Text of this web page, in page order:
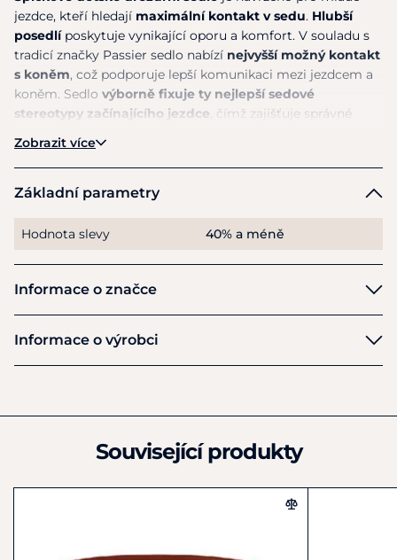
jezdce, kteří hledají maximální kontakt v sedu. Hlubší
posedlí poskytuje vynikající oporu a komfort. V souladu s
tradicí značky Passier sedlo nabízí nejvyšší možný kontakt
s koněm, což podporuje lepší komunikaci mezi jezdcem a
koněm. Sedlo výborně fixuje ty nejlepší sedové
stereotypy začínajícího jezdce , čímž zajišťuje správné
maximální pohodlí pro koně
naprostou špičku v kategorii dětských drezurních sedel.
Zobrazit více
Základní parametry
Hodnota slevy 40% a méně
Informace o značce
Passier
Informace o výrobci
Am Pferdemarkt 8-10
Související produkty